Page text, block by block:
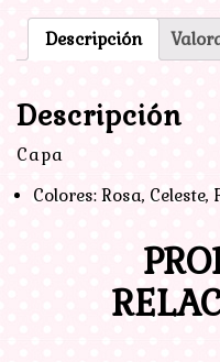
Descripción
Descripción
Capa
Colores: Rosa,